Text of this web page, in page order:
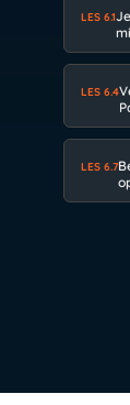
LES 6.1
LES 6.4
LES 6.7